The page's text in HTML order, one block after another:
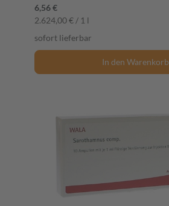
6,56 €
2.624,00 € / 1 l
sofort lieferbar
In den Warenkorb